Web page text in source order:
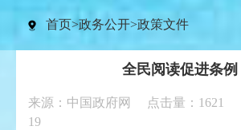
首页>政务公开>政策文件
全民阅读促进条例
来源：中国政府网 点击量： 1621
19